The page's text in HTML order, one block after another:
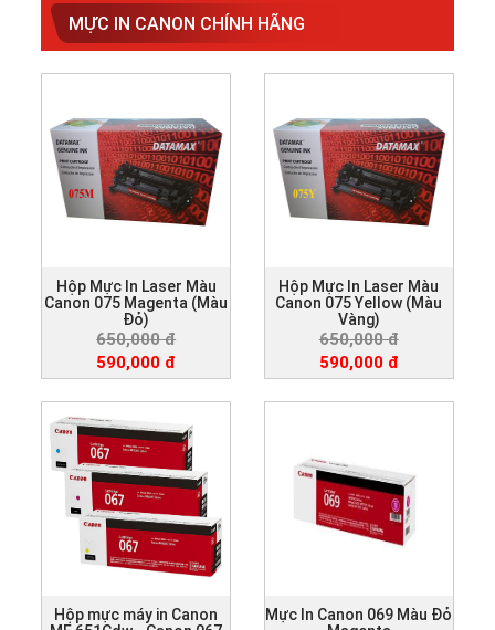
MỰC IN CANON CHÍNH HÃNG
Hộp Mực In Laser Màu
Canon 075 Magenta (Màu
Đỏ)
650,000 đ
590,000 đ
Hộp Mực In Laser Màu
Canon 075 Yellow (Màu
Vàng)
650,000 đ
590,000 đ
Hộp mực máy in Canon
Mực In Canon 069 Màu Đỏ